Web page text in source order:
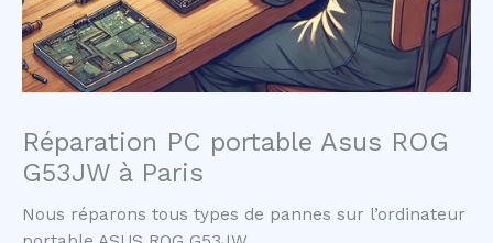
Réparation PC portable Asus ROG
G53JW à Paris
Nous réparons tous types de pannes sur l’ordinateur